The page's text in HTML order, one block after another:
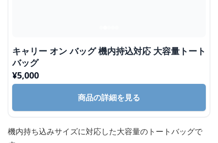
キャリー オン バッグ 機内持込対応 大容量トート
バッグ
¥5,000
商品の詳細を見る
機内持ち込みサイズに対応した大容量のトートバッグで